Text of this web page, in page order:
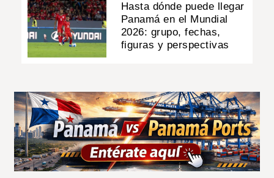
Hasta dónde puede llegar
Panamá en el Mundial
2026: grupo, fechas,
figuras y perspectivas